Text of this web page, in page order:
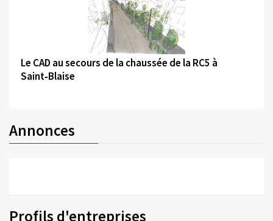
©
Le CAD au secours de la chaussée de la RC5 à
Saint‑Blaise
Annonces
Profils d'entreprises